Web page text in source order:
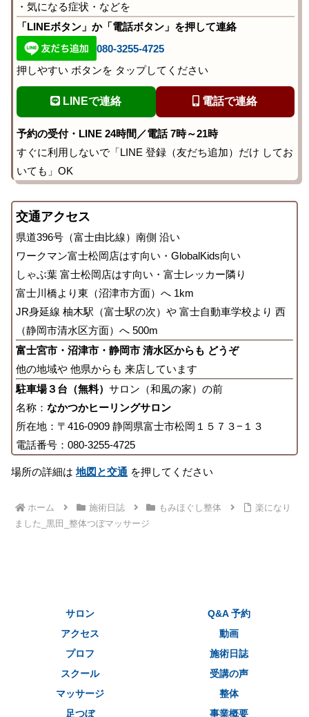
・気になる症状・などを
「LINEボタン」か「電話ボタン」を押して連絡
080-3255-4725
押しやすい ボタンを タップしてください
LINEで連絡 電話で連絡
予約の受付・LINE 24時間／電話 7時～21時
すぐに利用しないで「LINE 登録（友だち追加）だけ してお
いても」OK
交通アクセス
県道396号（富士由比線）南側 沿い
ワークマン富士松岡店はす向い・GlobalKids向い
しゃぶ葉 富士松岡店はす向い・富士レッカー隣り
富士川橋より東（沼津市方面）へ 1km
JR身延線 柚木駅（富士駅の次）や 富士自動車学校より 西
（静岡市清水区方面）へ 500m
富士宮市・沼津市・静岡市 清水区からも どうぞ
他の地域や 他県からも 来店しています
駐車場３台（無料） サロン（和風の家）の前
名称： なかつかヒーリングサロン
所在地：〒416-0909 静岡県富士市松岡１５７３−１３
電話番号：080-3255-4725
場所の詳細は地図と交通 を押してください
ホーム 施術日誌 もみほぐし整体
楽になり
ました_黒田_整体つぼマッサージ
サロン
Q&A 予約
アクセス
動画
プロフ
施術日誌
スクール
受講の声
マッサージ
整体
足つぼ
事業概要